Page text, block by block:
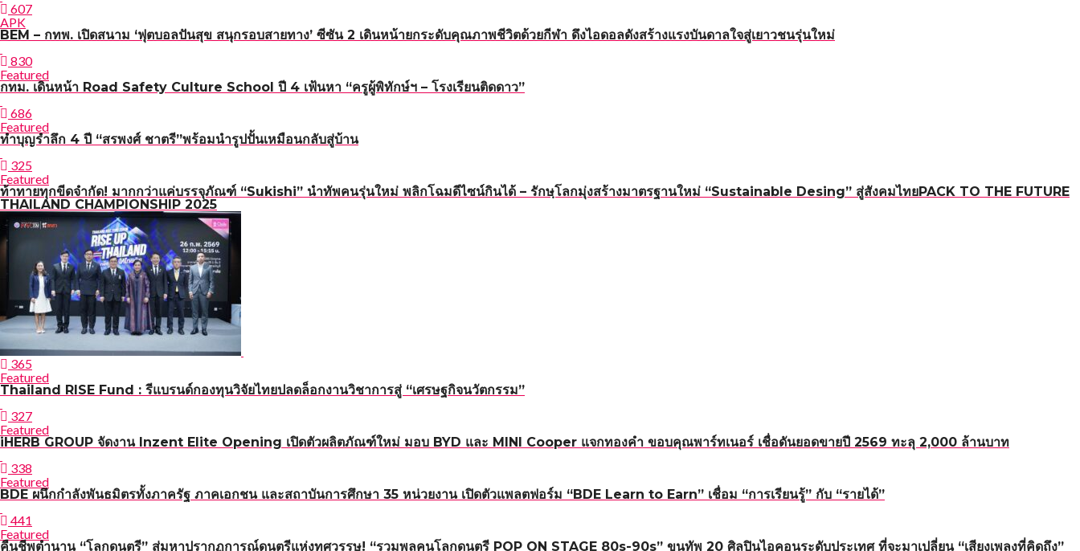
607
APK
BEM – กทพ. เปิดสนาม ‘ฟุตบอลปันสุข สนุกรอบสายทาง’ ซีซัน 2 เดินหน้ายกระดับคุณภาพชีวิตด้วยกีฬา ดึงไอดอลดังสร้างแรงบันดาลใจสู่เยาวชนรุ่นใหม่
830
Featured
กทม. เดินหน้า Road Safety Culture School ปี 4 เฟ้นหา “ครูผู้พิทักษ์ฯ – โรงเรียนติดดาว”
686
Featured
ทำบุญรำลึก 4 ปี “สรพงศ์ ชาตรี”พร้อมนำรูปปั้นเหมือนกลับสู่บ้าน
325
Featured
ท้าทายทุกขีดจำกัด! มากกว่าแค่บรรจุภัณฑ์ “Sukishi” นำทัพคนรุ่นใหม่ พลิกโฉมดีไซน์กินได้ – รักษฺโลกมุ่งสร้างมาตรฐานใหม่ “Sustainable Desing” สู่สังคมไทยPACK TO THE FUTURE
THAILAND CHAMPIONSHIP 2025
365
Featured
Thailand RISE Fund : รีแบรนด์กองทุนวิจัยไทยปลดล็อกงานวิชาการสู่ “เศรษฐกิจนวัตกรรม”
327
Featured
iHERB GROUP จัดงาน Inzent Elite Opening เปิดตัวผลิตภัณฑ์ใหม่ มอบ BYD และ MINI Cooper แจกทองคำ ขอบคุณพาร์ทเนอร์ เชื่อดันยอดขายปี 2569 ทะลุ 2,000 ล้านบาท
338
Featured
BDE ผนึกกำลังพันธมิตรทั้งภาครัฐ ภาคเอกชน และสถาบันการศึกษา 35 หน่วยงาน เปิดตัวแพลตฟอร์ม “BDE Learn to Earn” เชื่อม “การเรียนรู้” กับ “รายได้”
441
Featured
คืนชีพตำนาน “โลกดนตรี” สู่มหาปรากฏการณ์ดนตรีแห่งทศวรรษ! “รวมพลคนโลกดนตรี POP ON STAGE 80s-90s” ขนทัพ 20 ศิลปินไอคอนระดับประเทศ ที่จะมาเปลี่ยน “เสียงเพลงที่คิดถึง”